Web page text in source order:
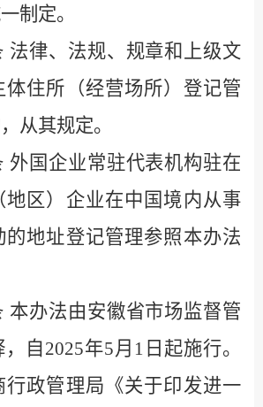
制定。
法律、法规、规章和上级文
体住所（经营场所）登记管
从其规定。
外国企业常驻代表机构驻在
地区）企业在中国境内从事
的地址登记管理参照本办法
本办法由安徽省市场监督管
自 2025年5月 1 日起施行。
行政管理局《关于印发进一